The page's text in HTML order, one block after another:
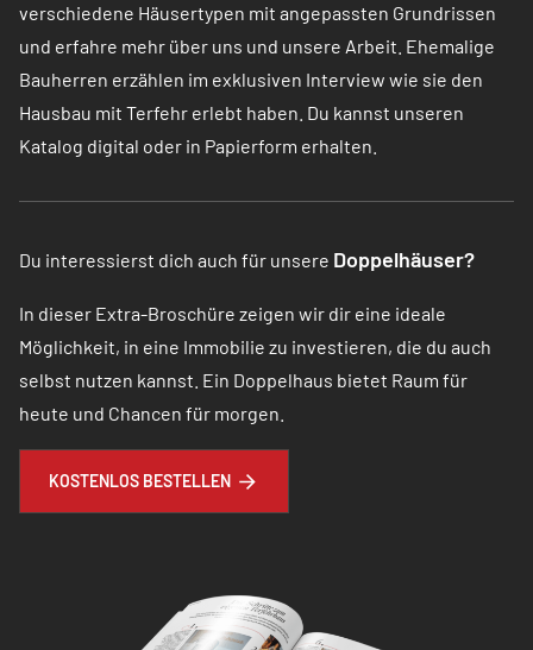
verschiedene Häusertypen mit angepassten Grundrissen
und erfahre mehr über uns und unsere Arbeit. Ehemalige
Bauherren erzählen im exklusiven Interview wie sie den
Hausbau mit Terfehr erlebt haben. Du kannst unseren
Katalog digital oder in Papierform erhalten.
Du interessierst dich auch für unsere Doppelhäuser?
In dieser Extra-Broschüre zeigen wir dir eine ideale
Möglichkeit, in eine Immobilie zu investieren, die du auch
selbst nutzen kannst. Ein Doppelhaus bietet Raum für
heute und Chancen für morgen.
KOSTENLOS BESTELLEN